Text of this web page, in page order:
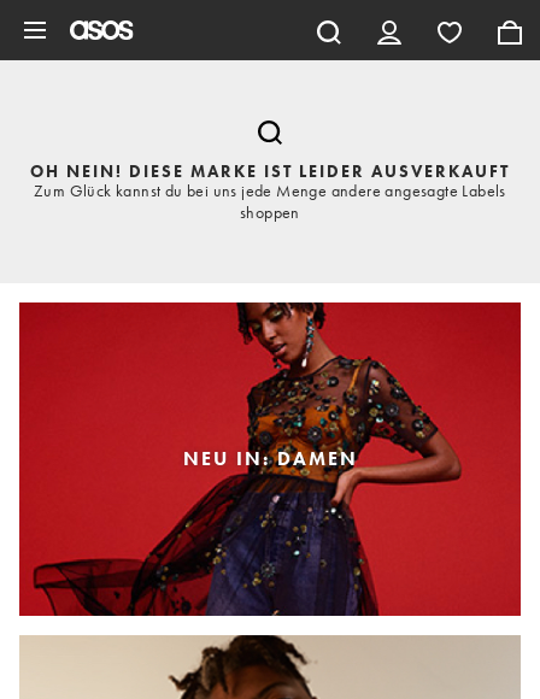
OH NEIN! DIESE MARKE IST LEIDER AUSVERKAUFT
Zum Glück kannst du bei uns jede Menge andere angesagte Labels
shoppen
NEU IN: DAMEN